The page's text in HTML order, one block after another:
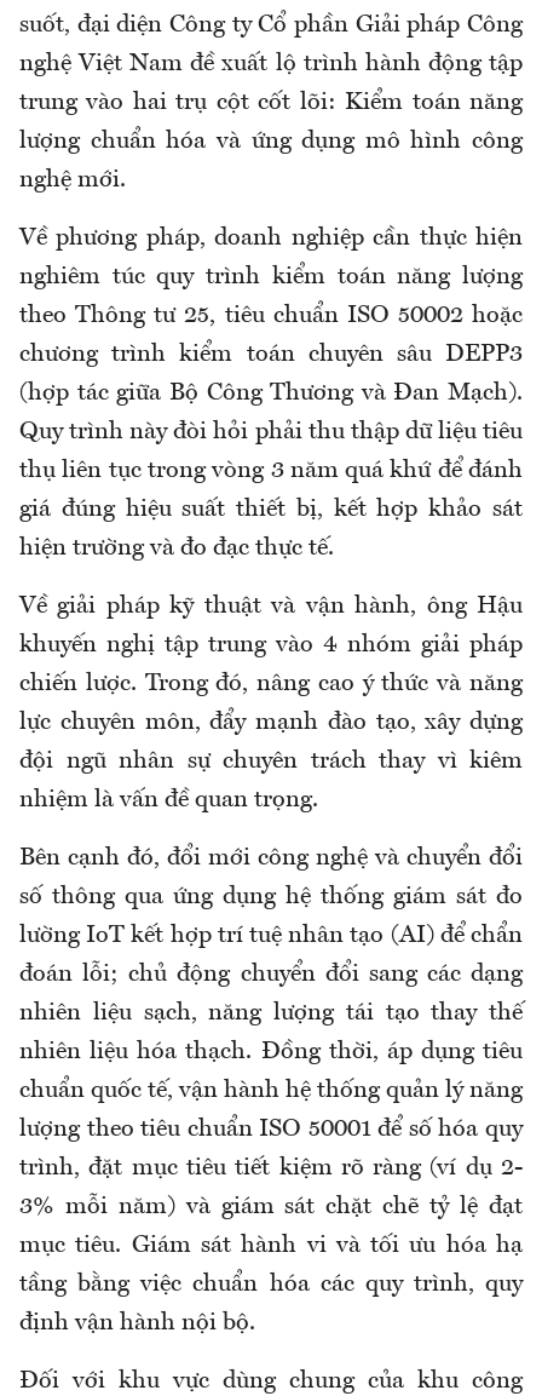
suốt, đại diện Công ty Cổ phần Giải pháp Công
nghệ Việt Nam đề xuất lộ trình hành động tập
trung vào hai trụ cột cốt lõi: Kiểm toán năng
lượng chuẩn hóa và ứng dụng mô hình công
nghệ mới.
Về phương pháp, doanh nghiệp cần thực hiện
nghiêm túc quy trình kiểm toán năng lượng
theo Thông tư 25, tiêu chuẩn ISO 50002 hoặc
chương trình kiểm toán chuyên sâu DEPP3
(hợp tác giữa Bộ Công Thương và Đan Mạch).
Quy trình này đòi hỏi phải thu thập dữ liệu tiêu
thụ liên tục trong vòng 3 năm quá khứ để đánh
giá đúng hiệu suất thiết bị, kết hợp khảo sát
hiện trường và đo đạc thực tế.
Về giải pháp kỹ thuật và vận hành, ông Hậu
khuyến nghị tập trung vào 4 nhóm giải pháp
chiến lược. Trong đó, nâng cao ý thức và năng
lực chuyên môn, đẩy mạnh đào tạo, xây dựng
đội ngũ nhân sự chuyên trách thay vì kiêm
nhiệm là vấn đề quan trọng.
Bên cạnh đó, đổi mới công nghệ và chuyển đổi
số thông qua ứng dụng hệ thống giám sát đo
lường IoT kết hợp trí tuệ nhân tạo (AI) để chẩn
đoán lỗi; chủ động chuyển đổi sang các dạng
nhiên liệu sạch, năng lượng tái tạo thay thế
nhiên liệu hóa thạch. Đồng thời, áp dụng tiêu
chuẩn quốc tế, vận hành hệ thống quản lý năng
lượng theo tiêu chuẩn ISO 50001 để số hóa quy
trình, đặt mục tiêu tiết kiệm rõ ràng (ví dụ 2-
3% mỗi năm) và giám sát chặt chẽ tỷ lệ đạt
mục tiêu. Giám sát hành vi và tối ưu hóa hạ
tầng bằng việc chuẩn hóa các quy trình, quy
định vận hành nội bộ.
Đối với khu vực dùng chung của khu công